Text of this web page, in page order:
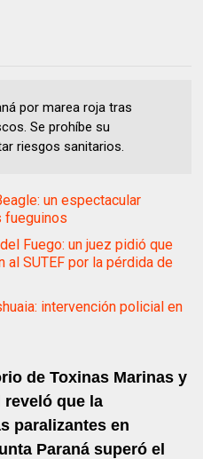
por marea roja tras
Se prohíbe su
riesgos sanitarios.
un espectacular
fueguinos
Fuego: un juez pidió que
SUTEF por la pérdida de
intervención policial en
de Toxinas Marinas y
que la
paralizantes en
Paraná superó el